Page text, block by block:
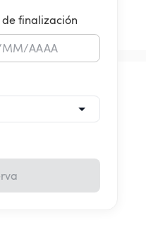
de finalización
MM/AAAA